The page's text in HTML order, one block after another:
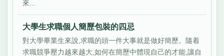
來...
大學生求職個人簡歷包裝的四忌
對大學畢業生來說,求職的頭一件大事就是做好簡歷。隨着
求職競爭壓力越來越大,如何在簡歷中體現自己的才能,讓自